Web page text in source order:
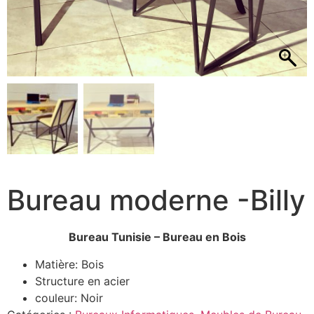
Bureau moderne -Billy
Bureau Tunisie – Bureau en Bois
Matière: Bois
Structure en acier
couleur: Noir